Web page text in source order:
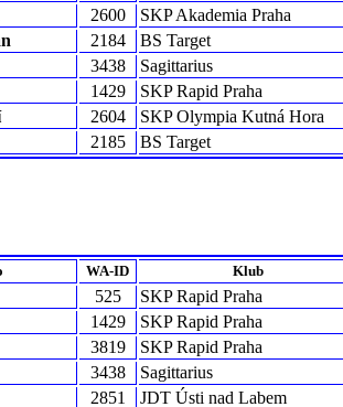
2600 SKP Akademia Praha
2184 BS Target
3438 Sagittarius
1429 SKP Rapid Praha
2604 SKP Olympia Kutná Hora
2185 BS Target
WA-ID
Klub
525 SKP Rapid Praha
1429 SKP Rapid Praha
3819 SKP Rapid Praha
3438 Sagittarius
2851 JDT Ústi nad Labem